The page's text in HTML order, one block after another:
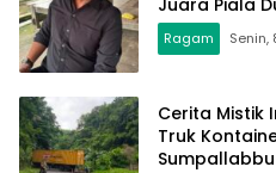
Ragam Senin,
Cerita Mistik
Truk
Sumpallabbu